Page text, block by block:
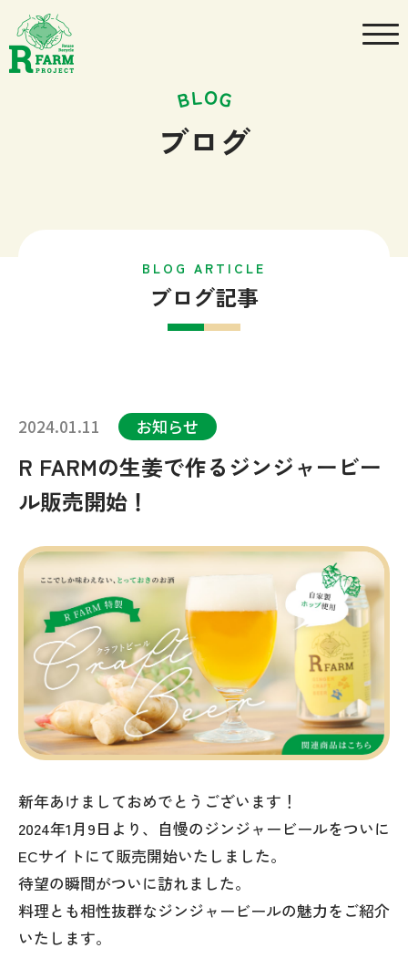
ブログ
BLOG ARTICLE
ブログ記事
2024.01.11 お知らせ
R FARMの生姜で作るジンジャービー
ル販売開始！
新年あけましておめでとうございます！
2024年1月9日より、自慢のジンジャービールをついに
ECサイトにて販売開始いたしました。
待望の瞬間がついに訪れました。
料理とも相性抜群なジンジャービールの魅力をご紹介
いたします。